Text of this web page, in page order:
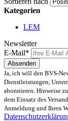
Kategorien
LEM
Newsletter
E-Mail*
Absenden
Ja, ich will den BVS-
Dienstleistungen,
abonnieren. Hinweise
dem Einsatz des
Anmeldung und Ihren